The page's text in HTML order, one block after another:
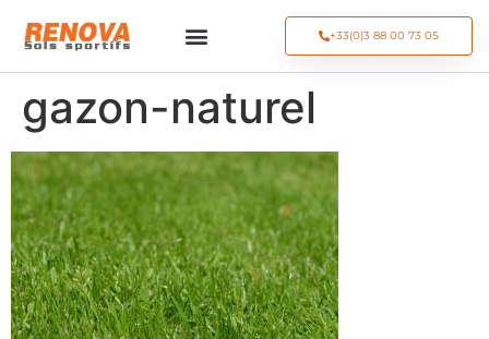
+33(0)3 88 00 73 05
gazon-naturel